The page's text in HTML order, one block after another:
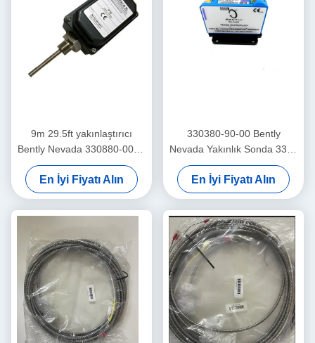
9m 29.5ft yakınlaştırıcı
Bently Nevada 330880-00-0-
0-03-02 PROXPAC Yakınlık
Transducer Montajı
En İyi Fiyatı Alın
330380-90-00 Bently
Nevada Yakınlık Sonda 3300
XL Yüksek Sıcaklık Yakınlık
Sensörü
En İyi Fiyatı Alın